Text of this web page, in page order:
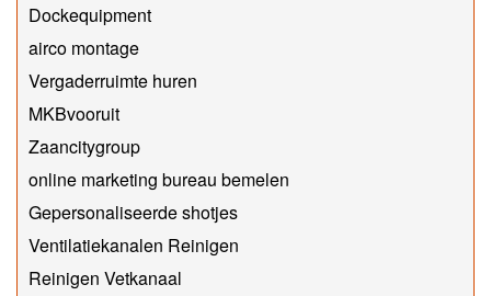
Dockequipment
airco montage
Vergaderruimte huren
MKBvooruit
Zaancitygroup
online marketing bureau bemelen
Gepersonaliseerde shotjes
Ventilatiekanalen Reinigen
Reinigen Vetkanaal